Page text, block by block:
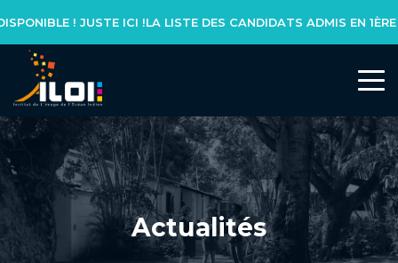
DES CANDIDATS ADMIS EN 1ÈRE ANNÉE DE LICENCE
L’INSTITUT
Notre réseau
Notre équipe
Actualités